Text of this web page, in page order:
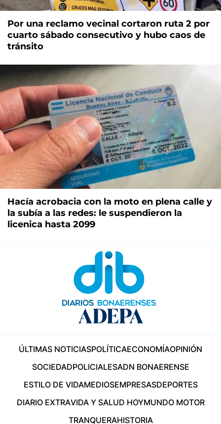
Por una reclamo vecinal cortaron ruta 2 por
cuarto sábado consecutivo y hubo caos de
tránsito
Hacía acrobacia con la moto en plena calle y
la subía a las redes: le suspendieron la
licenica hasta 2099
ÚLTIMAS NOTICIASPOLÍTICAECONOMÍAOPINIÓN
SOCIEDADPOLICIALESADN BONAERENSE
ESTILO DE VIDAMEDIOSEMPRESASDEPORTES
DIARIO EXTRAVIDA Y SALUD HOYMUNDO MOTOR
TRANQUERAHISTORIA